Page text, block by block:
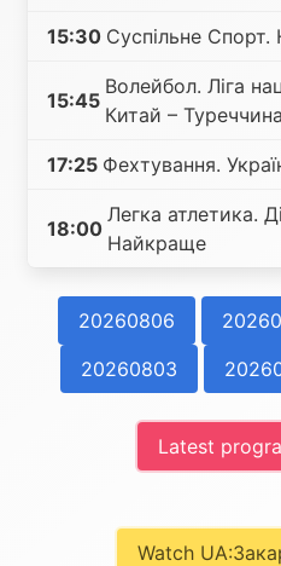
15:30 Суспільне Спорт.
15:45
Волейбол. Ліга
Китай – Туреччина
17:25 Фехтування.
18:00
Легка атлетика.
Найкраще
20260806
20260803
Latest
Watch